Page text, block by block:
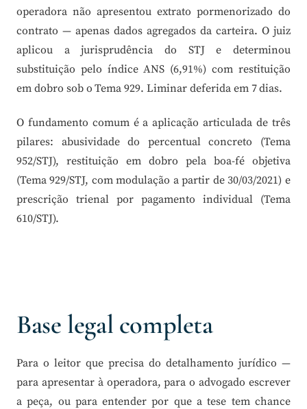
operadora não apresentou extrato pormenorizado do
contrato — apenas dados agregados da carteira. O juiz
aplicou a jurisprudência do STJ e determinou
substituição pelo índice ANS (6,91%) com restituição
em dobro sob o Tema 929. Liminar deferida em 7 dias.
O fundamento comum é a aplicação articulada de três
pilares: abusividade do percentual concreto (Tema
952/STJ), restituição em dobro pela boa-fé objetiva
(Tema 929/STJ, com modulação a partir de 30/03/2021) e
prescrição trienal por pagamento individual (Tema
610/STJ).
Base legal completa
Para o leitor que precisa do detalhamento jurídico —
para apresentar à operadora, para o advogado escrever
a peça, ou para entender por que a tese tem chance